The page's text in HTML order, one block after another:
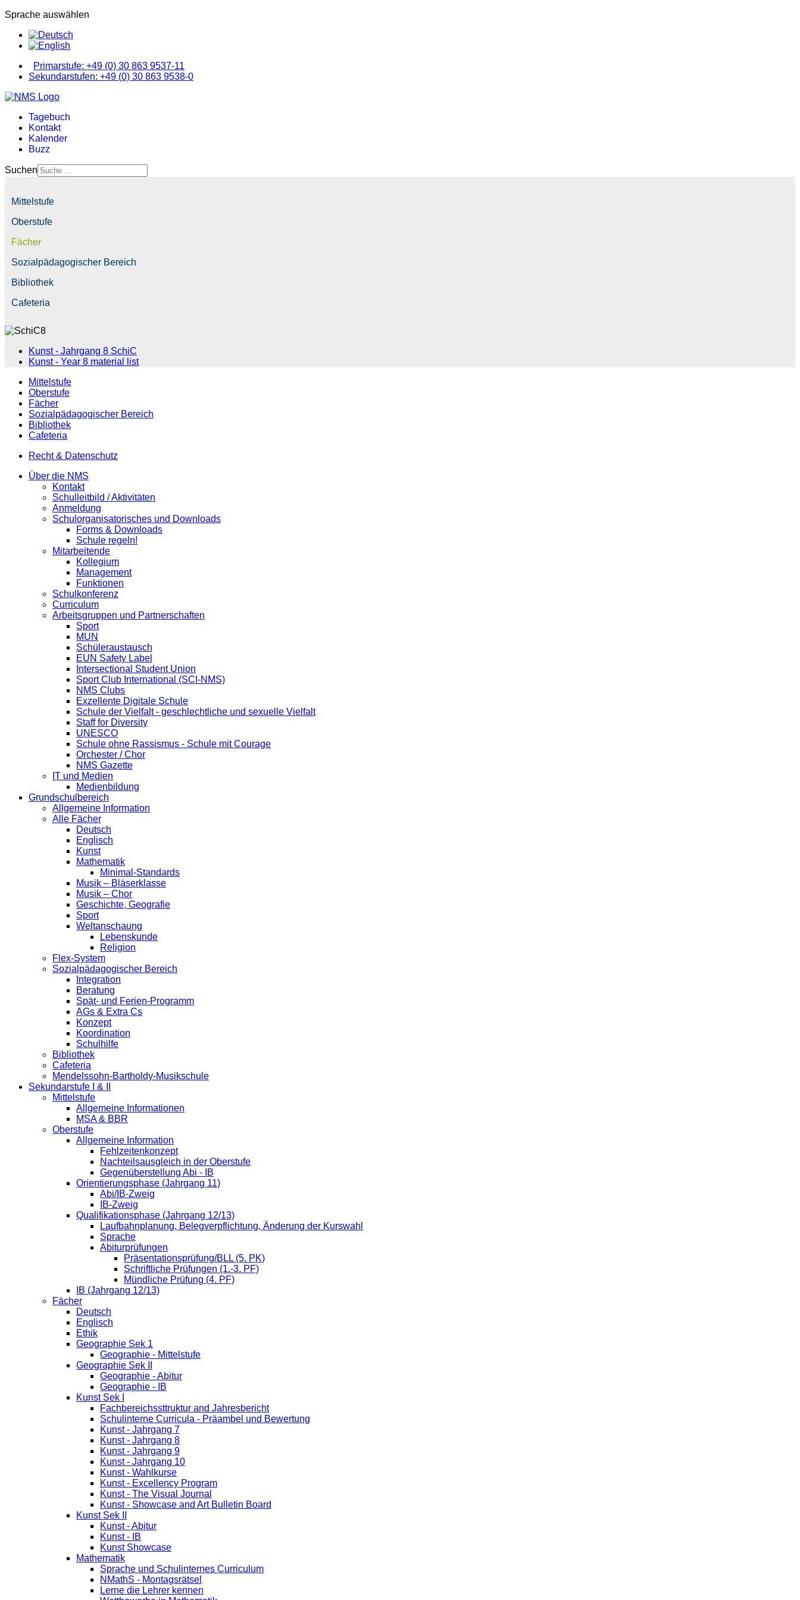
Sprache auswählen
Primarstufe: +49 (0) 30 863 9537-11
Sekundarstufen: +49 (0) 30 863 9538-0
Tagebuch
Kontakt
Kalender
Buzz
Suchen
Mittelstufe
Oberstufe
Fächer
Sozialpädagogischer Bereich
Bibliothek
Cafeteria
Kunst - Jahrgang 8 SchiC
Kunst - Year 8 material list
Mittelstufe
Oberstufe
Fächer
Sozialpädagogischer Bereich
Bibliothek
Cafeteria
Recht & Datenschutz
Über die NMS
Kontakt
Schulleitbild / Aktivitäten
Anmeldung
Schulorganisatorisches und Downloads
Forms & Downloads
Schule regeln!
Mitarbeitende
Kollegium
Management
Funktionen
Schulkonferenz
Curriculum
Arbeitsgruppen und Partnerschaften
Sport
MUN
Schüleraustausch
EUN Safety Label
Intersectional Student Union
Sport Club International (SCI-NMS)
NMS Clubs
Exzellente Digitale Schule
Schule der Vielfalt - geschlechtliche und sexuelle Vielfalt
Staff for Diversity
UNESCO
Schule ohne Rassismus - Schule mit Courage
Orchester / Chor
NMS Gazette
IT und Medien
Medienbildung
Grundschulbereich
Allgemeine Information
Alle Fächer
Deutsch
Englisch
Kunst
Mathematik
Minimal-Standards
Musik – Bläserklasse
Musik – Chor
Geschichte, Geografie
Sport
Weltanschaung
Lebenskunde
Religion
Flex-System
Sozialpädagogischer Bereich
Integration
Beratung
Spät- und Ferien-Programm
AGs & Extra Cs
Konzept
Koordination
Schulhilfe
Bibliothek
Cafeteria
Mendelssohn-Bartholdy-Musikschule
Sekundarstufe I & II
Mittelstufe
Allgemeine Informationen
MSA & BBR
Oberstufe
Allgemeine Information
Fehlzeitenkonzept
Nachteilsausgleich in der Oberstufe
Gegenüberstellung Abi - IB
Orientierungsphase (Jahrgang 11)
Abi/IB-Zweig
IB-Zweig
Qualifikationsphase (Jahrgang 12/13)
Laufbahnplanung, Belegverpflichtung, Änderung der Kurswahl
Sprache
Abiturprüfungen
Präsentationsprüfung/BLL (5. PK)
Schriftliche Prüfungen (1.-3. PF)
Mündliche Prüfung (4. PF)
IB (Jahrgang 12/13)
Fächer
Deutsch
Englisch
Ethik
Geographie Sek 1
Geographie - Mittelstufe
Geographie Sek II
Geographie - Abitur
Geographie - IB
Kunst Sek I
Fachbereichssttruktur and Jahresbericht
Schulinterne Curricula - Präambel und Bewertung
Kunst - Jahrgang 7
Kunst - Jahrgang 8
Kunst - Jahrgang 9
Kunst - Jahrgang 10
Kunst - Wahlkurse
Kunst - Excellency Program
Kunst - The Visual Journal
Kunst - Showcase and Art Bulletin Board
Kunst Sek II
Kunst - Abitur
Kunst - IB
Kunst Showcase
Mathematik
Sprache und Schulinternes Curriculum
NMathS - Montagsrätsel
Lerne die Lehrer kennen